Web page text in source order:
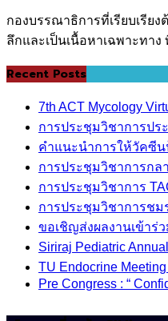
กองบรรณาธิการที่เรียบเรีย
ลึกและเป็นเนื้อหาเฉพาะทา
Recent Posts
7th ACT Mycology
การประชุมวิชาการปร
คำแนะนำการให้วัคซีน
การประชุมวิชาการกล
การประชุมวิชาการ
การประชุมวิชาการชม
ขอเชิญส่งผลงานเข้าร่
Siriraj Pediatric
TU Endocrine
Pre Congress : “